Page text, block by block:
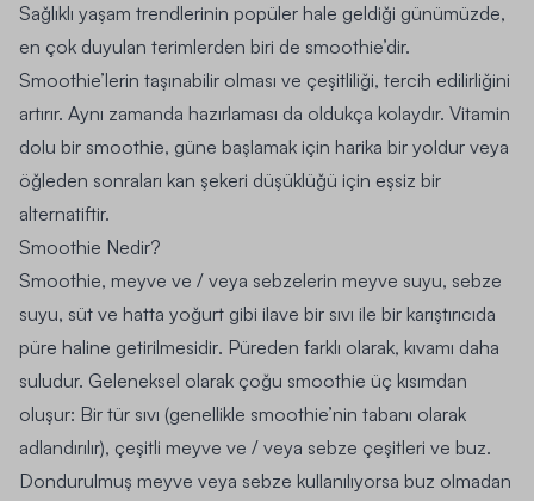
Sağlıklı yaşam trendlerinin popüler hale geldiği günümüzde,
en çok duyulan terimlerden biri de smoothie’dir.
Smoothie’lerin taşınabilir olması ve çeşitliliği, tercih edilirliğini
artırır. Aynı zamanda hazırlaması da oldukça kolaydır. Vitamin
dolu bir smoothie, güne başlamak için harika bir yoldur veya
öğleden sonraları kan şekeri düşüklüğü için eşsiz bir
alternatiftir.
Smoothie Nedir?
Smoothie, meyve ve / veya sebzelerin meyve suyu, sebze
suyu, süt ve hatta yoğurt gibi ilave bir sıvı ile bir karıştırıcıda
püre haline getirilmesidir. Püreden farklı olarak, kıvamı daha
suludur. Geleneksel olarak çoğu smoothie üç kısımdan
oluşur: Bir tür sıvı (genellikle smoothie’nin tabanı olarak
adlandırılır), çeşitli meyve ve / veya sebze çeşitleri ve buz.
Dondurulmuş meyve veya sebze kullanılıyorsa buz olmadan